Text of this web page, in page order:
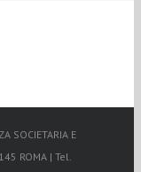
SOCIETARIA E
ROMA | Tel.